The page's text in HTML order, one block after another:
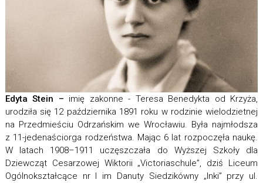
Edyta Stein – imię zakonne - Teresa Benedykta od Krzyża,
urodziła się 12 października 1891 roku w rodzinie wielodzietnej
na Przedmieściu Odrzańskim we Wrocławiu. Była najmłodsza
z 11-jedenaściorga rodzeństwa. Mając 6 lat rozpoczęła naukę.
W latach 1908–1911 uczęszczała do Wyższej Szkoły dla
Dziewcząt Cesarzowej Wiktorii „Victoriaschule”, dziś Liceum
Ogólnokształcące nr I im Danuty Siedzikówny „Inki” przy ul.